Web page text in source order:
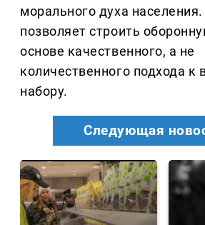
морального духа
позволяет строить
основе качественного, а не
количественного подхода к
набору.
Следующая